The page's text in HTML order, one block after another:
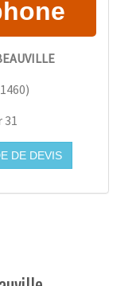
)
31
DE DEVIS